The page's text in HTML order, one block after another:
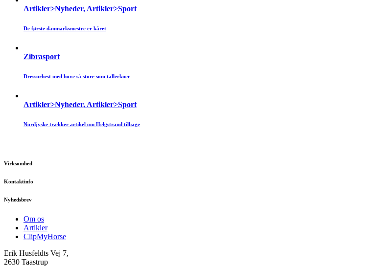
Artikler>Nyheder, Artikler>Sport
De første danmarksmestre er kåret
Zibrasport
Dressurhest med hove så store som tallerkner
Artikler>Nyheder, Artikler>Sport
Nordjyske trækker artikel om Helgstrand tilbage
Virksomhed
Kontaktinfo
Nyhedsbrev
Om os
Artikler
ClipMyHorse
Erik Husfeldts Vej 7,
2630 Taastrup